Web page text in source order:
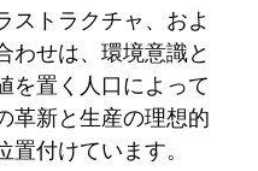
ストラクチャ、およ
わせは、環境意識と
を置く人口によって
革新と生産の理想的
付けています。